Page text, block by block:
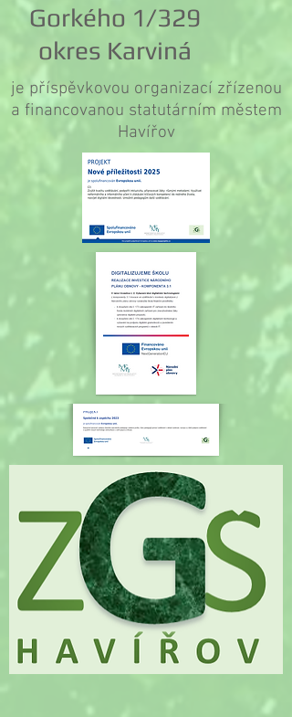
Gorkého 1/329
okres Karviná
je příspěvkovou organizací zřízenou
a financovanou statutárním městem
Havířov